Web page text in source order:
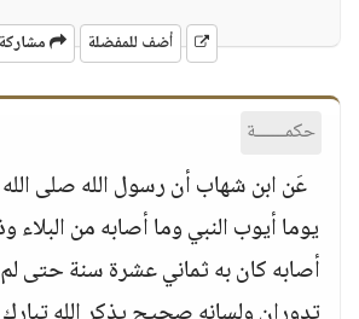
أضف للمفضلة
حكمــــــة
عَن ابن شهاب أن رسول الله صلى
يوما أيوب النبي وما أصابه من البلاء
أصابه كان به ثماني عشرة سنة حتى لم